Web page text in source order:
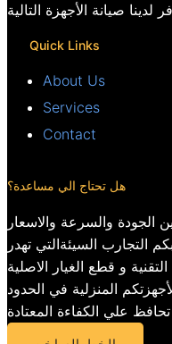
لدينا صيانة الأجهزة التالية
Quick Links
About Us
Services
Contact
هل تحتاج الي مساعدة؟
الجودة والسرعة والاسعار
التجارب السيئةالتي تهدر
و قطع الغيار الاصلية
المنزلية في الحدود
تحافظ علي الكفاءة المعتادة